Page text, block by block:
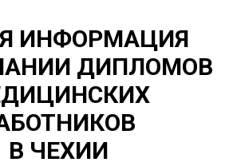
ИНФОРМАЦИЯ
ДИПЛОМОВ
В ЧЕХИИ